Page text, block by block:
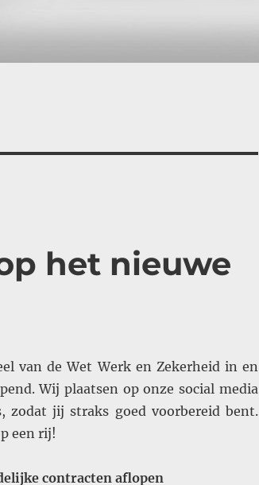
het nieuwe
van de Wet Werk en Zekerheid in en
Wij plaatsen op onze social media
zodat jij straks goed voorbereid bent.
een rij!
contracten aflopen